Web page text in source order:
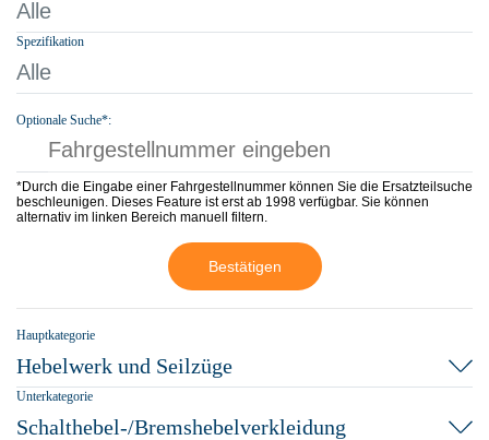
Alle
Spezifikation
Alle
Optionale Suche*:
*Durch die Eingabe einer Fahrgestellnummer können Sie die Ersatzteilsuche
beschleunigen. Dieses Feature ist erst ab 1998 verfügbar. Sie können
alternativ im linken Bereich manuell filtern.
Bestätigen
Hauptkategorie
Hebelwerk und Seilzüge
Unterkategorie
Schalthebel-/Bremshebelverkleidung